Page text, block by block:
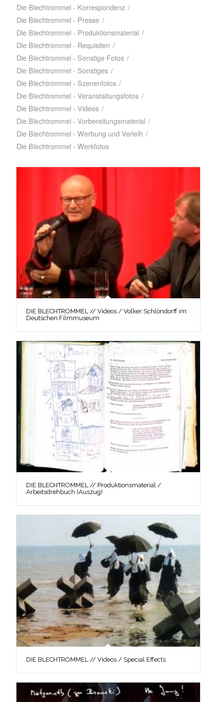
Die Blechtrommel - Korrespondenz /
Die Blechtrommel - Presse /
Die Blechtrommel - Produktionsmaterial /
Die Blechtrommel - Requisiten /
Die Blechtrommel - Sonstige Fotos /
Die Blechtrommel - Sonstiges /
Die Blechtrommel - Szenenfotos /
Die Blechtrommel - Veranstaltungsfotos /
Die Blechtrommel - Videos /
Die Blechtrommel - Vorbereitungsmaterial /
Die Blechtrommel - Werbung und Verleih /
Die Blechtrommel - Werkfotos
DIE BLECHTROMMEL // Videos / Volker Schlöndorff im
Deutschen Filmmuseum
DIE BLECHTROMMEL // Produktionsmaterial /
Arbeitsdrehbuch (Auszug)
DIE BLECHTROMMEL // Videos / Special Effects